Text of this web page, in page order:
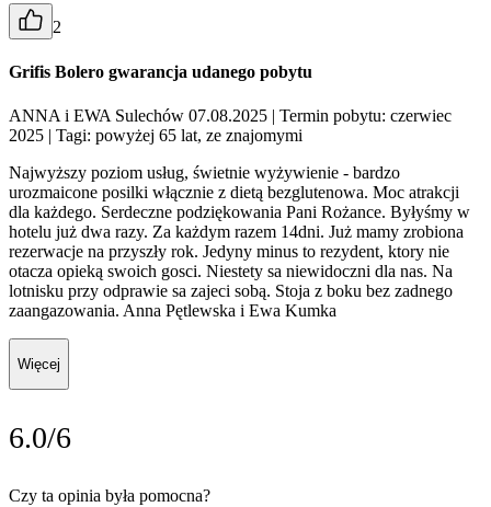
2
Grifis Bolero gwarancja udanego pobytu
ANNA i EWA Sulechów 07.08.2025 | Termin pobytu: czerwiec
2025 | Tagi: powyżej 65 lat, ze znajomymi
Najwyższy poziom usług, świetnie wyżywienie - bardzo
urozmaicone posilki włącznie z dietą bezglutenowa. Moc atrakcji
dla każdego. Serdeczne podziękowania Pani Rożance. Byłyśmy w
hotelu już dwa razy. Za każdym razem 14dni. Już mamy zrobiona
rezerwacje na przyszły rok. Jedyny minus to rezydent, ktory nie
otacza opieką swoich gosci. Niestety sa niewidoczni dla nas. Na
lotnisku przy odprawie sa zajeci sobą. Stoja z boku bez zadnego
zaangazowania. Anna Pętlewska i Ewa Kumka
Więcej
6.0/6
Czy ta opinia była pomocna?